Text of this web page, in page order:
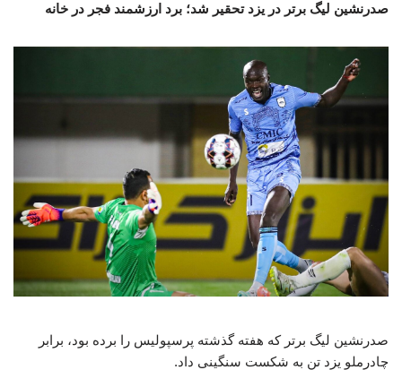
صدرنشین لیگ برتر در یزد تحقیر شد؛ برد ارزشمند فجر در خانه
صدرنشین لیگ برتر که هفته گذشته پرسپولیس را برده بود، برابر
چادرملو یزد تن به شکست سنگینی داد.